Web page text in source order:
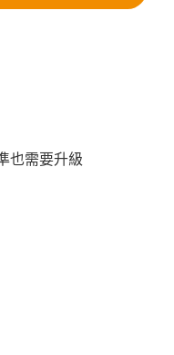
也需要升級